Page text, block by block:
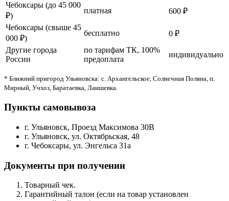
Чебоксары (до 45 000
₽)
платная
600 ₽
Чебоксары (свыше 45
000 ₽)
бесплатно
0 ₽
Другие города
России
по тарифам ТК, 100%
предоплата
индивидуально
* Ближний пригород Ульяновска: с. Архангельское, Солнечная Поляна, п.
Мирный, Учхоз, Баратаевка, Лаишевка.
Пункты самовывоза
г. Ульяновск, Проезд Максимова 30В
г. Ульяновск, ул. Октябрьская, 48
г. Чебоксары, ул. Энгельса 31а
Документы при получении
Товарный чек.
Гарантийный талон (если на товар установлен